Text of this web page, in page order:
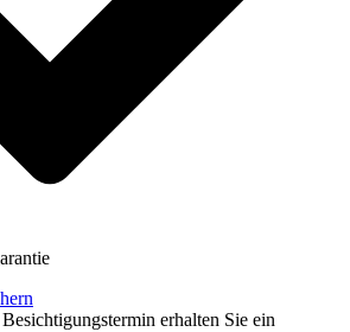
erhalten Sie ein